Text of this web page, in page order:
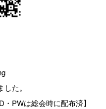
た。
PWは総会時に配布済】